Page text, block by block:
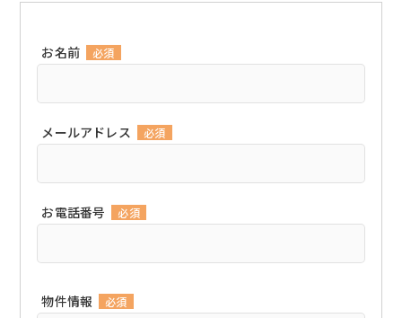
お名前 必須
メールアドレス 必須
お電話番号 必須
物件情報 必須